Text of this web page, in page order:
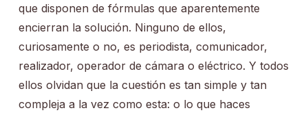
que disponen de fórmulas que aparentemente
encierran la solución. Ninguno de ellos,
curiosamente o no, es periodista, comunicador,
realizador, operador de cámara o eléctrico. Y todos
ellos olvidan que la cuestión es tan simple y tan
compleja a la vez como esta: o lo que haces